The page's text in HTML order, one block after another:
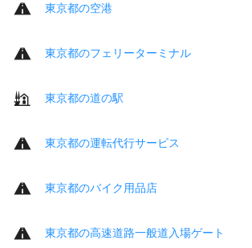
東京都の空港
東京都のフェリーターミナル
東京都の道の駅
東京都の運転代行サービス
東京都のバイク用品店
東京都の高速道路一般道入場ゲート